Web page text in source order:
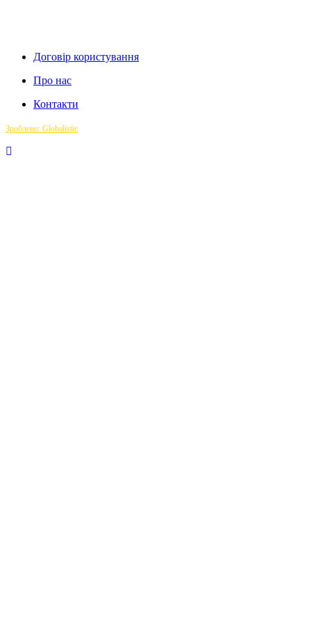
Договір користування
Про нас
Контакти
Зроблено: Globalistic